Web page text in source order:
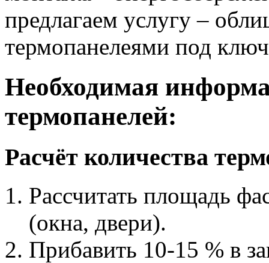
предлагаем услугу –
термопанелеями под
Необходимая
термопанелей:
Расчёт количества
Рассчитать площадь
(окна, двери).
Прибавить 10-15 % в